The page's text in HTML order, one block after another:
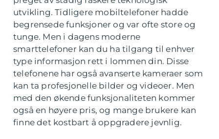
utvikling. Tidligere mobiltelefoner hadde
begrensede funksjoner og var ofte store og
tunge. Men i dagens moderne
smarttelefoner kan du ha tilgang til enhver
type informasjon rett i lommen din. Disse
telefonene har også avanserte kameraer som
kan ta profesjonelle bilder og videoer. Men
med den økende funksjonaliteten kommer
også en høyere pris, og mange brukere kan
finne det kostbart å oppgradere jevnlig.